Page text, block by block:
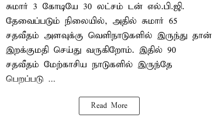
சுமார் 3 கோடியே 30 லட்சம் டன் எல்.பி.ஜி.
தேவைப்படும் நிலையில், அதில் சுமார் 65
சதவீதம் அளவுக்கு வெளிநாடுகளில் இருந்து தான்
இறக்குமதி செய்து வருகிறோம். இதில் 90
சதவீதம் மேற்காசிய நாடுகளில் இருந்தே
பெறப்படு ...
Read More